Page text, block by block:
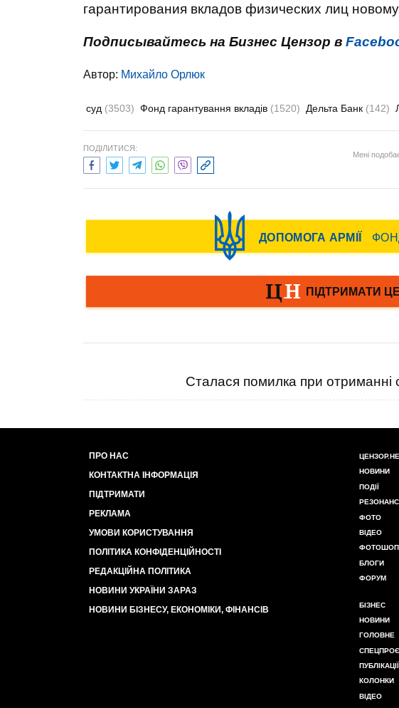
гарантирования вкладов физических лиц
Подписывайтесь на Бизнес Цензор в
Автор: Михайло Орлюк
суд (3503) Фонд гарантування вкладів (1520) Дельта Банк (142)
ПОДІЛИТИСЯ:
Мені
Сталася помилка при отриманні
ПРО НАС
КОНТАКТНА ІНФОРМАЦІЯ
ПІДТРИМАТИ
РЕКЛАМА
УМОВИ КОРИСТУВАННЯ
ПОЛІТИКА КОНФІДЕНЦІЙНОСТІ
РЕДАКЦІЙНА ПОЛІТИКА
НОВИНИ УКРАЇНИ ЗАРАЗ
НОВИНИ БІЗНЕСУ, ЕКОНОМІКИ, ФІНАНСІВ
НОВИНИ
ПОДІЇ
РЕЗОНАНС
ФОТО
ВІДЕО
БЛОГИ
ФОРУМ
БІЗНЕС
НОВИНИ
ГОЛОВНЕ
ПУБЛІКАЦІЇ
КОЛОНКИ
ВІДЕО